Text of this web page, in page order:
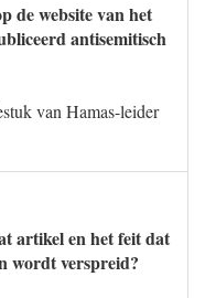
de website van het
antisemitisch
van Hamas-leider
artikel en het feit dat
wordt verspreid?